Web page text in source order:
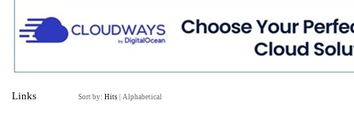
Links Sort by: Hits Alphabetical